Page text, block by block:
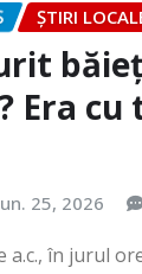
ȘTIRI
Era cu
25, 2026
a.c., în jurul